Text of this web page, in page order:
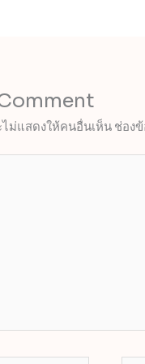
ม่แสดงให้คนอื่นเห็น ช่อง